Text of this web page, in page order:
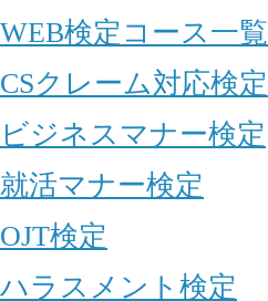
WEB検定コース一覧
CSクレーム対応検定
ビジネスマナー検定
就活マナー検定
OJT検定
ハラスメント検定